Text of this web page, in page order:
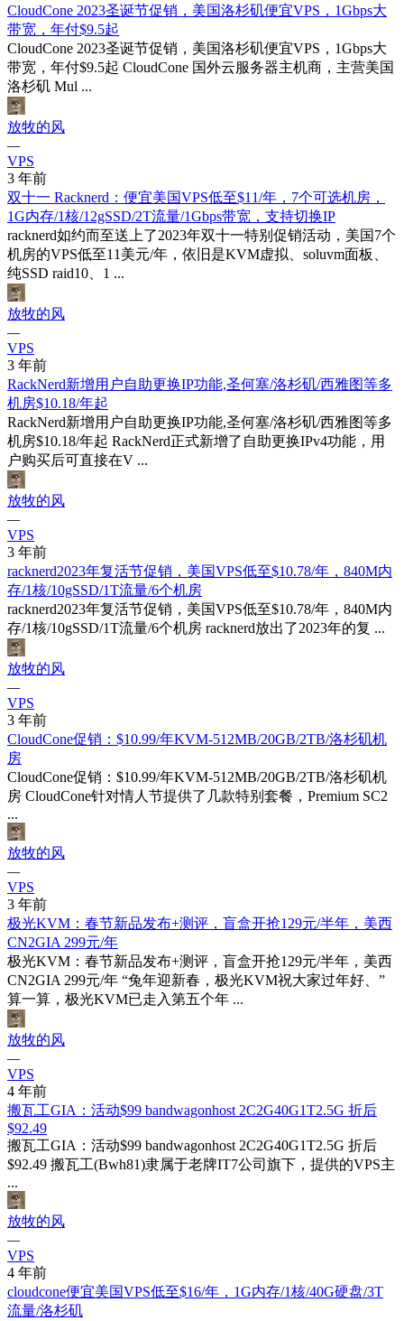
CloudCone 2023圣诞节促销，美国洛杉矶便宜VPS，1Gbps大
带宽，年付$9.5起
CloudCone 2023圣诞节促销，美国洛杉矶便宜VPS，1Gbps大
带宽，年付$9.5起 CloudCone 国外云服务器主机商，主营美国
洛杉矶 Mul­ ...
放牧的风
—
VPS
3 年前
双十一 Racknerd：便宜美国VPS低至$11/年，7个可选机房，
1G内存/1核/12gSSD/2T流量/1Gbps带宽，支持切换IP
racknerd如约而至送上了2023年双十一特别促销活动，美国7个
机房的VPS低至11美元/年，依旧是KVM虚拟、soluvm面板、
纯SSD raid10、1 ...
放牧的风
—
VPS
3 年前
RackNerd新增用户自助更换IP功能,圣何塞/洛杉矶/西雅图等多
机房$10.18/年起
RackNerd新增用户自助更换IP功能,圣何塞/洛杉矶/西雅图等多
机房$10.18/年起 RackNerd正式新增了自助更换IPv4功能，用
户购买后可直接在V ...
放牧的风
—
VPS
3 年前
racknerd2023年复活节促销，美国VPS低至$10.78/年，840M内
存/1核/10gSSD/1T流量/6个机房
racknerd2023年复活节促销，美国VPS低至$10.78/年，840M内
存/1核/10gSSD/1T流量/6个机房 racknerd放出了2023年的复 ...
放牧的风
—
VPS
3 年前
CloudCone促销：$10.99/年KVM-512MB/20GB/2TB/洛杉矶机
房
CloudCone促销：$10.99/年KVM-512MB/20GB/2TB/洛杉矶机
房 CloudCone针对情人节提供了几款特别套餐，Premium SC2
...
放牧的风
—
VPS
3 年前
极光KVM：春节新品发布+测评，盲盒开抢129元/半年，美西
CN2GIA 299元/年
极光KVM：春节新品发布+测评，盲盒开抢129元/半年，美西
CN2GIA 299元/年 “兔年迎新春，极光KVM祝大家过年好、”
算一算，极光KVM已走入第五个年 ...
放牧的风
—
VPS
4 年前
搬瓦工GIA：活动$99 bandwagonhost 2C2G40G1T2.5G 折后
$92.49
搬瓦工GIA：活动$99 bandwagonhost 2C2G40G1T2.5G 折后
$92.49 搬瓦工(Bwh81)隶属于老牌IT7公司旗下，提供的VPS主
...
放牧的风
—
VPS
4 年前
cloudcone便宜美国VPS低至$16/年，1G内存/1核/40G硬盘/3T
流量/洛杉矶